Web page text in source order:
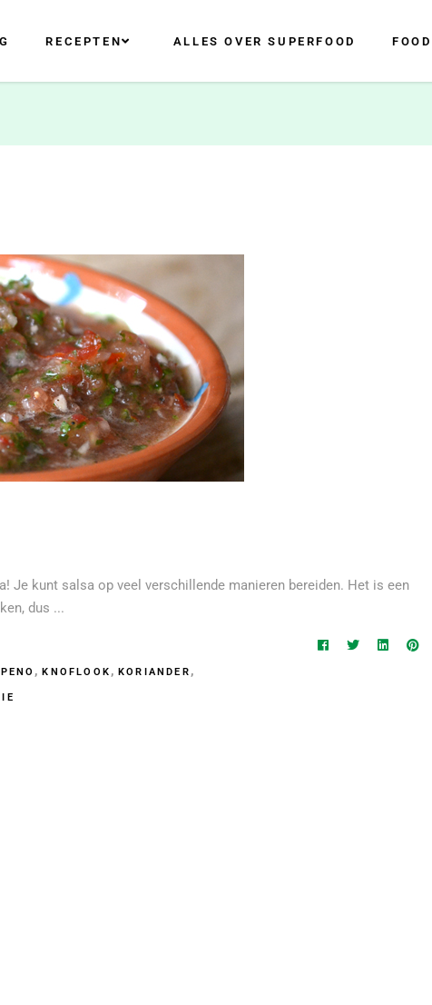
RECEPTEN ALLES OVER SUPERFOOD
Je kunt salsa op veel verschillende manieren bereiden. Het is een
dus
,KNOFLOOK ,KORIANDER ,